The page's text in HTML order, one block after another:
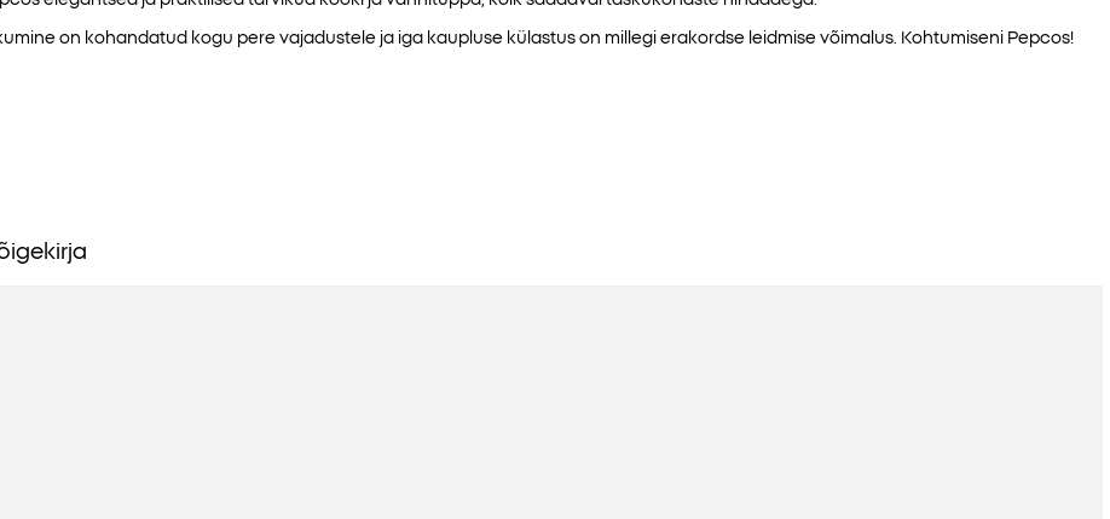
on kohandatud kogu pere vajadustele ja iga kaupluse külastus on millegi erakordse leidmise võimalus. Kohtumiseni Pepcos!